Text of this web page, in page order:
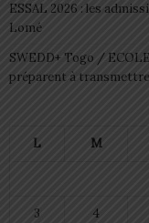
ESSAL 2026 : les
Lomé
SWEDD+ Togo /
préparent à transmettre
L M
3 4